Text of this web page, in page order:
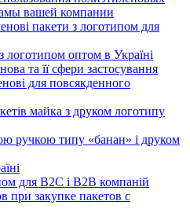
вашей компании
пакети з логотипом для
логотипом оптом в Україні
та її сфери застосування
для повсякденного
майка з друком логотипу
ручкою типу «банан» і друком
для B2C і B2B компаній
при закупке пакетов с